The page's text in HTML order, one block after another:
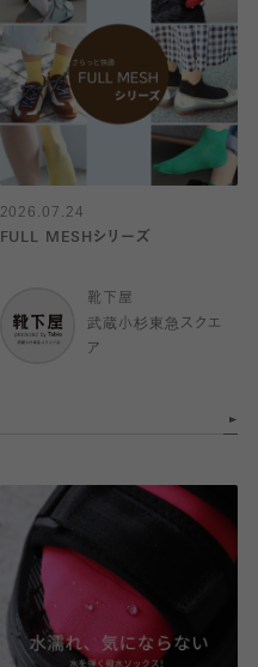
2026.07.24
FULL MESHシリーズ
靴下屋
武蔵小杉東急スクエ
ア